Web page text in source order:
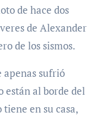
de Alexander
de los sismos.
apenas sufrió
están al borde del
en su casa,